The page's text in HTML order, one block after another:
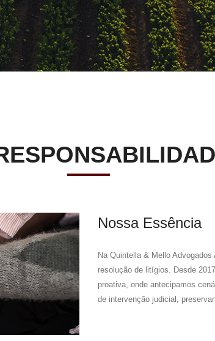
Nossa Essência
Na Quintella & Mello
resolução de litígios. Desde
proativa, onde antecipamos
de intervenção judicial,